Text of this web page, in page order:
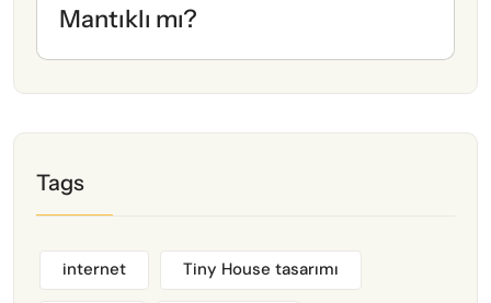
Mantıklı mı?
Tags
internet Tiny House tasarımı